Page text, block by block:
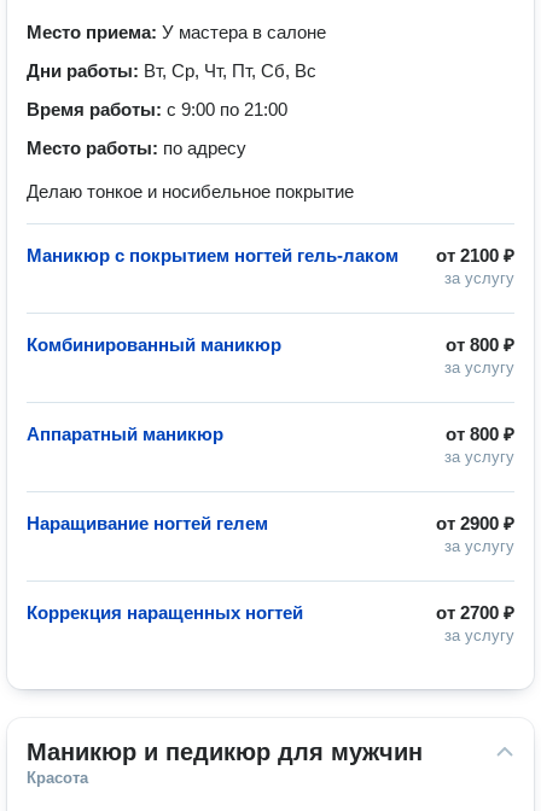
Место приема: У мастера в салоне
Дни работы: Вт, Ср, Чт, Пт, Сб, Вс
Время работы: с 9:00 по 21:00
Место работы: по адресу
Делаю тонкое и носибельное покрытие
от 2100 ₽
за услугу
Маникюр с покрытием ногтей гель-лаком
от 800 ₽
за услугу
Комбинированный маникюр
от 800 ₽
за услугу
Аппаратный маникюр
от 2900 ₽
за услугу
Наращивание ногтей гелем
от 2700 ₽
за услугу
Коррекция наращенных ногтей
Маникюр и педикюр для мужчин
Красота